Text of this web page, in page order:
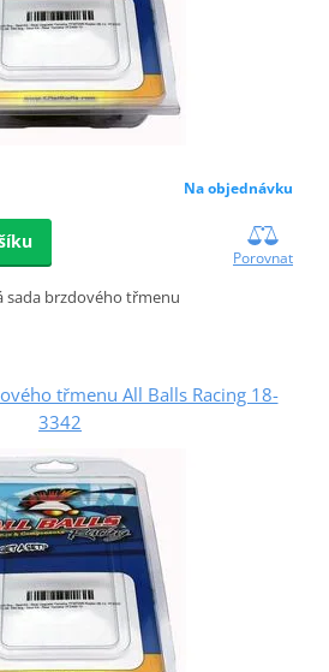
Na objednávku
Porovnat
sada brzdového třmenu
třmenu All Balls Racing 18-
3342